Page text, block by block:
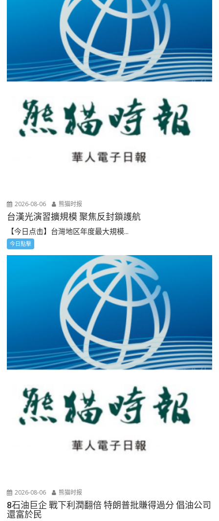
2026-08-06 熊猫时报
台漢光演習擴規模 聚焦反封鎖護航
【今日点击】台灣地区年度最大規模...
今日點擊
2026-08-06 熊猫时报
8石油巨企 戰下利潤翻倍 特朗普批賺得過分 倡油公司
還富於民